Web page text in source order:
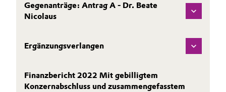
Consumer Goods & Lifestyle
Electronics & Telecommunications
Governance & Compliance
Allgemeine Verkaufs- und Lieferbedingungen
(AVB)
Gegenanträge: Antrag A - Dr. Beate
Nicolaus
Ergänzungsverlangen
Finanzbericht 2022 Mit gebilligtem
Konzernabschluss und zusammengefasstem